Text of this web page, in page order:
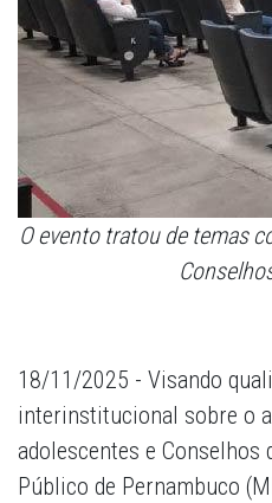
O evento tratou de temas
18/11/2025 - Visando
interinstitucional sobre o
adolescentes e
Público de Pernambuco